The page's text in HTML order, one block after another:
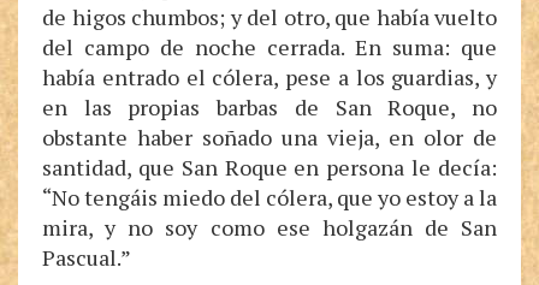
de higos chumbos; y del otro, que había vuelto
del campo de noche cerrada. En suma: que
había entrado el cólera, pese a los guardias, y
en las propias barbas de San Roque, no
obstante haber soñado una vieja, en olor de
santidad, que San Roque en persona le decía:
“No tengáis miedo del cólera, que yo estoy a la
mira, y no soy como ese holgazán de San
Pascual.”